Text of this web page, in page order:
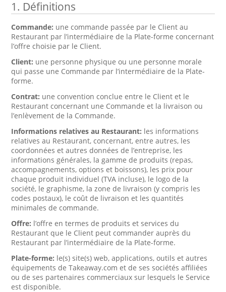
1. Définitions
Commande: une commande passée par le Client au
Restaurant par l’intermédiaire de la Plate-forme concernant
l’offre choisie par le Client.
Client: une personne physique ou une personne morale
qui passe une Commande par l’intermédiaire de la Plate-
forme.
Contrat: une convention conclue entre le Client et le
Restaurant concernant une Commande et la livraison ou
l’enlèvement de la Commande.
Informations relatives au Restaurant: les informations
relatives au Restaurant, concernant, entre autres, les
coordonnées et autres données de l’entreprise, les
informations générales, la gamme de produits (repas,
accompagnements, options et boissons), les prix pour
chaque produit individuel (TVA incluse), le logo de la
société, le graphisme, la zone de livraison (y compris les
codes postaux), le coût de livraison et les quantités
minimales de commande.
Offre: l’offre en termes de produits et services du
Restaurant que le Client peut commander auprès du
Restaurant par l’intermédiaire de la Plate-forme.
Plate-forme: le(s) site(s) web, applications, outils et autres
équipements de Takeaway.com et de ses sociétés affiliées
ou de ses partenaires commerciaux sur lesquels le Service
est disponible.